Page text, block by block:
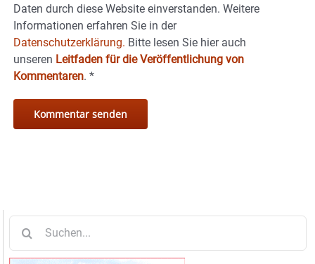
Daten durch diese Website einverstanden. Weitere
Informationen erfahren Sie in der
Datenschutzerklärung. Bitte lesen Sie hier auch
unseren Leitfaden für die Veröffentlichung von
Kommentaren. *
nach: